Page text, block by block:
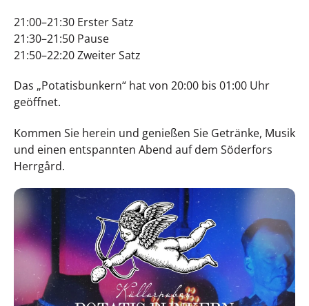
21:00–21:30 Erster Satz
21:30–21:50 Pause
21:50–22:20 Zweiter Satz
Das „Potatisbunkern“ hat von 20:00 bis 01:00 Uhr
geöffnet.
Kommen Sie herein und genießen Sie Getränke, Musik
und einen entspannten Abend auf dem Söderfors
Herrgård.